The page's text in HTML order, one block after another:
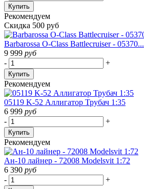
Купить
Рекомендуем
Скидка 500 руб
Barbarossa O-Class Battlecruiser - 05370...
9 999 руб
-
+
Купить
Рекомендуем
05119 K-52 Аллигатор Трубач 1:35
6 999 руб
-
+
Купить
Рекомендуем
Ан-10 лайнер - 72008 Modelsvit 1:72
6 390 руб
-
+